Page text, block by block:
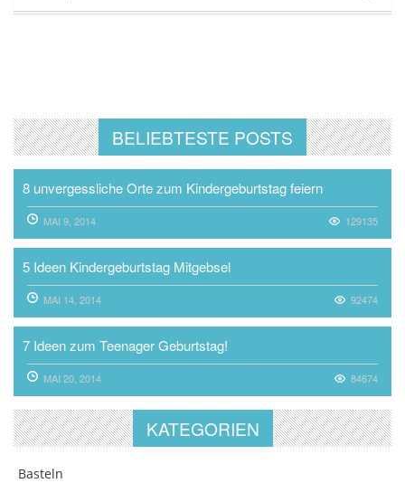
BELIEBTESTE POSTS
8 unvergessliche Orte zum Kindergeburtstag feiern
MAI 9, 2014 129135
5 Ideen Kindergeburtstag Mitgebsel
MAI 14, 2014 92474
7 Ideen zum Teenager Geburtstag!
MAI 20, 2014 84674
KATEGORIEN
Basteln